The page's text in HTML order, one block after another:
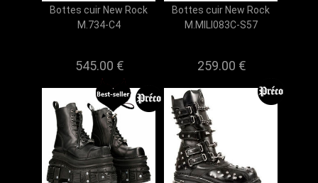
Bottes cuir New Rock
M.734-C4
545.00 €
Bottes cuir New Rock
M.MILI083C-S57
259.00 €